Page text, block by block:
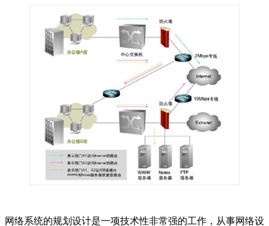
网络系统的规划设计是一项技术性非常强的工作，从事网络设